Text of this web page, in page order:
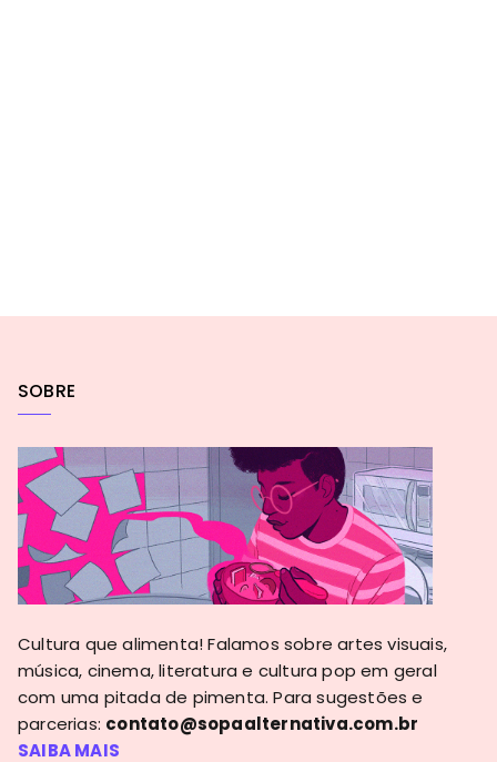
SOBRE
Cultura que alimenta! Falamos sobre artes visuais,
música, cinema, literatura e cultura pop em geral
com uma pitada de pimenta. Para sugestões e
parcerias: contato@sopaalternativa.com.br
SAIBA MAIS